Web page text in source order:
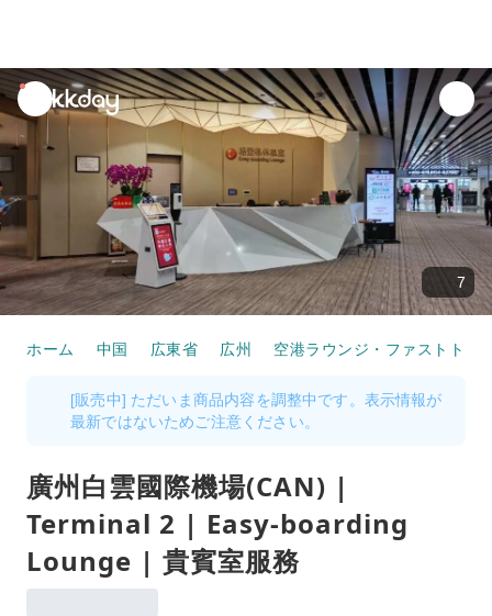
unread
notifications
7
ホーム 中国 広東省 広州 空港ラウンジ・ファストトラ
[販売中] ただいま商品内容を調整中です。表示情報が
最新ではないためご注意ください。
廣州白雲國際機場(CAN) |
Terminal 2 | Easy-boarding
Lounge | 貴賓室服務